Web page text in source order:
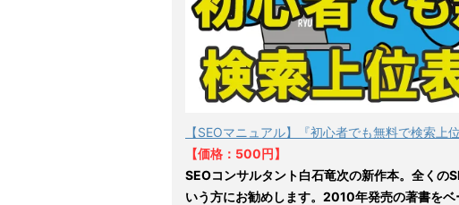
【SEOマニュアル】『初心者でも無料で検索上
【価格：500円】
SEOコンサルタント白石竜次の新作本。全くの
いう方にお勧めします。2010年発売の著書を